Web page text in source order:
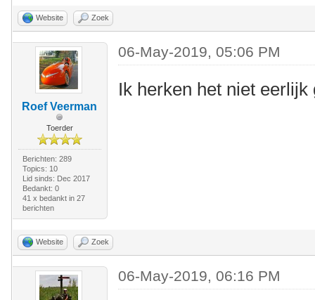
Website Zoek
Roef Veerman
Toerder
Berichten: 289
Topics: 10
Lid sinds: Dec 2017
Bedankt: 0
41 x bedankt in 27
berichten
06-May-2019, 05:06 PM
Ik herken het niet eerlijk
Website Zoek
06-May-2019, 06:16 PM